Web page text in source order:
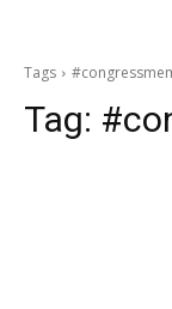
Tags
Tag: